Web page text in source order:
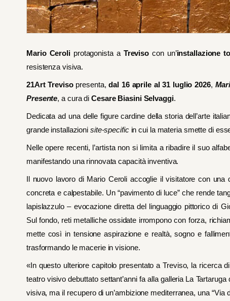
Mario Ceroliprotagonista a Treviso con un’installazione
resistenza visiva.
21Art Trevisopresenta,dal 16 aprile al 31 luglio 2026,
Presente, a cura diCesare Biasini Selvaggi.
Dedicata ad una delle figure cardine della storia dell’arte
grande installazioni site-specificin cui la materia smette di
Nelle opere recenti, l’artista non si limita a ribadire il suo
manifestando una rinnovata capacità inventiva.
Il nuovo lavoro di Mario Ceroli accoglie il visitatore con una
concreta e calpestabile. Un “pavimento di luce” che rende
lapislazzulo – evocazione diretta del linguaggio pittorico di
Sul fondo, reti metalliche ossidate irrompono con forza,
mette così in tensione aspirazione e realtà, sogno e
trasformando le macerie in visione.
«In questo ulteriore capitolo presentato a Treviso, la ricerca
teatro visivo debuttato settant’anni fa alla galleria La
visiva, ma il recupero di un’ambizione mediterranea, una “Via